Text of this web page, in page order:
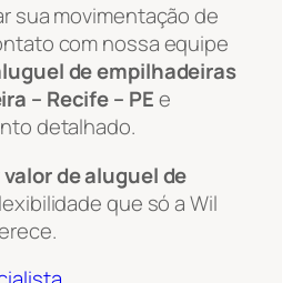
sua movimentação de
com nossa equipe
de empilhadeiras
– Recife – PEe
detalhado.
valor de aluguel de
que só a Wil